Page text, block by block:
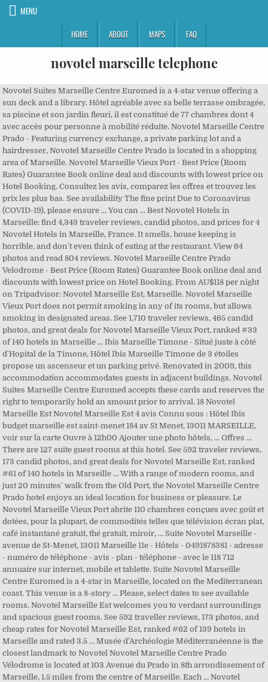
MENU
HOME
ABOUT MAPS FAQ
novotel marseille telephone
Novotel Suites Marseille Centre Euromed is a 4-star venue offering a
sun deck and a library. Hôtel agréable avec sa belle terrasse ombragée,
sa piscine et son jardin fleuri, il est constitué de 77 chambres dont 4
avec accès pour personne à mobilité réduite. Novotel Marseille Centre
Prado - Featuring currency exchange, a private parking lot and a
hairdresser, Novotel Marseille Centre Prado is located in a shopping
area of Marseille. Novotel Marseille Vieux Port - Best Price (Room
Rates) Guarantee Book online deal and discounts with lowest price on
Hotel Booking. Consultez les avis, comparez les offres et trouvez les
prix les plus bas. See availability The fine print Due to Coronavirus
(COVID-19), please ensure … You can … Best Novotel Hotels in
Marseille: find 4,343 traveler reviews, candid photos, and prices for 4
Novotel Hotels in Marseille, France. It smells, house keeping is
horrible, and don't even think of eating at the restaurant. View 64
photos and read 804 reviews. Novotel Marseille Centre Prado
Velodrome - Best Price (Room Rates) Guarantee Book online deal and
discounts with lowest price on Hotel Booking. From AU$118 per night
on Tripadvisor: Novotel Marseille Est, Marseille. Novotel Marseille
Vieux Port does not permit smoking in any of its rooms, but allows
smoking in designated areas. See 1,710 traveler reviews, 465 candid
photos, and great deals for Novotel Marseille Vieux Port, ranked #33
of 140 hotels in Marseille … Ibis Marseille Timone - Situé juste à côté
d'Hopital de la Timone, Hôtel Ibis Marseille Timone de 3 étoiles
propose un ascenseur et un parking privé. Renovated in 2009, this
accommodation accommodates guests in adjacent buildings. Novotel
Suites Marseille Centre Euromed accepts these cards and reserves the
right to temporarily hold an amount prior to arrival. 18 Novotel
Marseille Est Novotel Marseille Est 4 avis Connu sous : Hôtel Ibis
budget marseille est saint-menet 184 av St Menet, 13011 MARSEILLE,
voir sur la carte Ouvre à 12h00 Ajouter une photo hôtels, … Offres …
There are 127 suite guest rooms at this hotel. See 592 traveler reviews,
173 candid photos, and great deals for Novotel Marseille Est, ranked
#61 of 140 hotels in Marseille … With a range of modern rooms, and
just 20 minutes' walk from the Old Port, the Novotel Marseille Centre
Prado hotel enjoys an ideal location for business or pleasure. Le
Novotel Marseille Vieux Port abrite 110 chambres conçues avec goût et
dotées, pour la plupart, de commodités telles que télévision écran plat,
café instantané gratuit, thé gratuit, miroir, … Suite Novotel Marseille -
avenue de St-Menet, 13011 Marseille 11e - Hôtels - 0491878381 - adresse
- numéro de téléphone - avis - plan - téléphone - avec le 118 712
annuaire sur internet, mobile et tablette. Suite Novotel Marseille
Centre Euromed is a 4-star in Marseille, located on the Mediterranean
coast. This venue is a 8-story … Please, select dates to see available
rooms. Novotel Marseille Est welcomes you to verdant surroundings
and spacious guest rooms. See 592 traveller reviews, 173 photos, and
cheap rates for Novotel Marseille Est, ranked #62 of 139 hotels in
Marseille and rated 3.5 … Musée d’Archéologie Méditerranéenne is the
closest landmark to Novotel Novotel Marseille Centre Prado
Vélodrome is located at 103 Avenue du Prado in 8th arrondissement of
Marseille, 1.5 miles from the centre of Marseille. Each … Novotel